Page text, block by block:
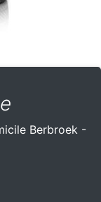
Berbroek -